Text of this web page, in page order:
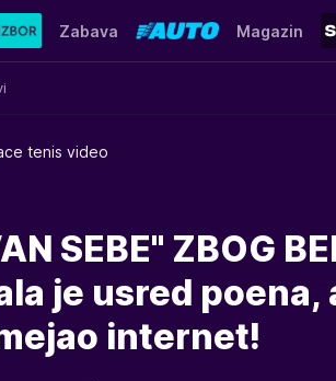
Zabava Magazin
tenis video
SEBE" ZBOG
je usred poena,
internet!